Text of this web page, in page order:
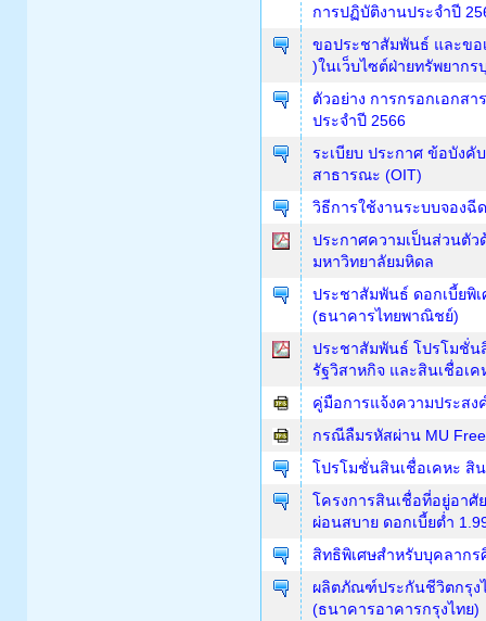
การปฏิบัติงานประจำปี
ขอประชาสัมพันธ์ และขอ
)ในเว็บไซต์ฝ่ายทรัพยาก
ตัวอย่าง การกรอกเอกส
ประจำปี 2566
ระเบียบ ประกาศ ข้อบังคั
สาธารณะ (OIT)
วิธีการใช้งานระบบจองฉี
ประกาศความเป็นส่วนตั
มหาวิทยาลัยมหิดล
ประชาสัมพันธ์ ดอกเบี้ยพิ
(ธนาคารไทยพาณิชย์)
ประชาสัมพันธ์ โปรโมชั่น
รัฐวิสาหกิจ และสินเชื่อเ
คู่มือการแจ้งความประส
กรณีลืมรหัสผ่าน MU
โปรโมชั่นสินเชื่อเคหะ สิ
โครงการสินเชื่อที่อยู่อาศั
ผ่อนสบาย ดอกเบี้ยต่ำ
สิทธิพิเศษสำหรับบุคลาก
ผลิตภัณฑ์ประกันชีวิตกรุงไ
(ธนาคารอาคารกรุงไทย)